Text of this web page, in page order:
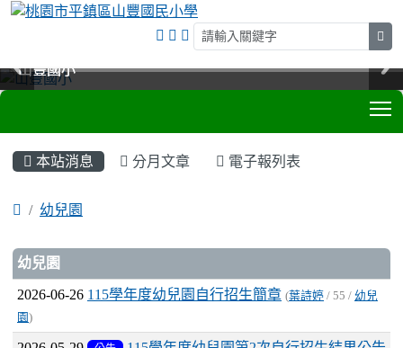
山豐國小
山豐國小
山豐國小
山豐國小
本站消息 分月文章 電子報列表
幼兒園
文章列表
幼兒園
2026-06-26 115學年度幼兒園自行招生簡章 (葉詩婷 / 55 / 幼兒
園)